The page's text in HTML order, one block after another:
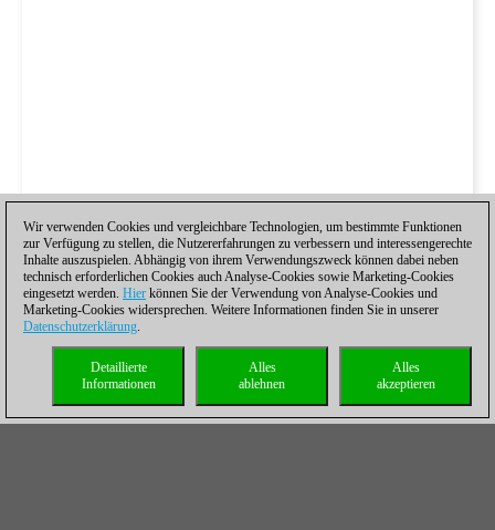
Wir verwenden Cookies und vergleichbare Technologien, um bestimmte Funktionen
zur Verfügung zu stellen, die Nutzererfahrungen zu verbessern und interessengerechte
Inhalte auszuspielen. Abhängig von ihrem Verwendungszweck können dabei neben
technisch erforderlichen Cookies auch Analyse-Cookies sowie Marketing-Cookies
eingesetzt werden. Hier können Sie der Verwendung von Analyse-Cookies und
Marketing-Cookies widersprechen. Weitere Informationen finden Sie in unserer
Datenschutzerklärung.
Alles
akzeptieren
Alles
ablehnen
Detaillierte
Informationen